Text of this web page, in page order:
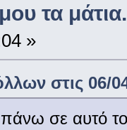
τα
»
στις 06/
σε αυτό